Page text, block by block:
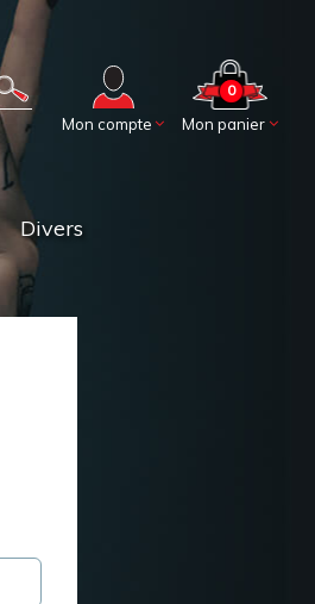
Mon panier
0
Mon compte
Divers